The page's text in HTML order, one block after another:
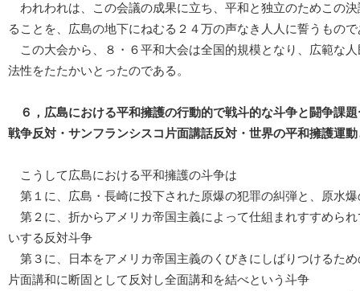
われわれは、この会議の成果に立ち、平和と独立のためこの
ることを、広島の地下にねむる２４万の声なき人人に誓うもの
この大会から、８・６平和大会は全国的規模となり、広範な
法性をたたかいとったのである。
６，広島における平和擁護の行動的で戦斗的な斗争と闘争課
戦争反対・サンフランシスコ片面講話反対・世界の平和擁護運
こうして広島における平和擁護の斗争は
第１に、広島・長崎に投下された原爆の犯罪の糾弾と、原水爆
第２に、折からアメリカ帝国主義によって仕組まれすすめら
いする反対斗争
第３に、日本をアメリカ帝国主義のくびきにしばりつけるた
片面講和に断固として反対し全面講和を結べという斗争